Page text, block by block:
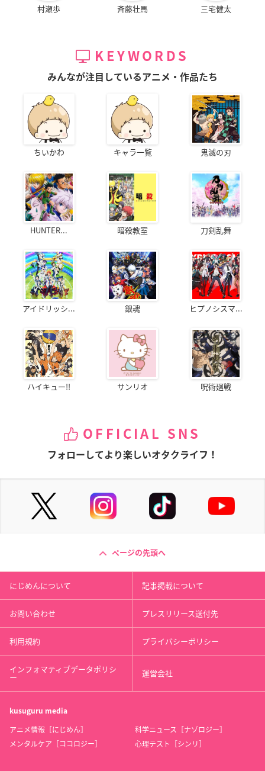
村瀬歩 斉藤壮馬 三宅健太
KEYWORDS
みんなが注目しているアニメ・作品たち
ちいかわ キャラ一覧 鬼滅の刃
HUNTER... 暗殺教室 刀剣乱舞
アイドリッシ... 銀魂 ヒプノシスマ...
ハイキュー!! サンリオ 呪術廻戦
OFFICIAL SNS
フォローしてより楽しいオタクライフ！
ページの先頭へ
にじめんについて 記事掲載について
お問い合わせ プレスリリース送付先
利用規約 プライバシーポリシー
インフォマティブデータポリシ
ー 運営会社
kusuguru media
アニメ情報［にじめん］
科学ニュース［ナゾロジー］
メンタルケア［ココロジー］
心理テスト［シンリ］